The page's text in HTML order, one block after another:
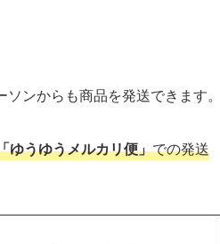
ンからも商品を発送できます。
ゆうゆうメルカリ便」での発送